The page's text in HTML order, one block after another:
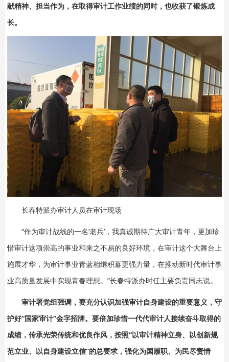
献精神、担当作为，在取得审计工作业绩的同时，也收获了锻炼成
长。
长春特派办审计人员在审计现场
“作为审计战线的一名‘老兵’，我真诚期待广大审计青年，更加珍
惜审计这项崇高的事业和来之不易的良好环境，在审计这个大舞台上
施展才华，为审计事业青蓝相继积蓄更强力量，在推动新时代审计事
业高质量发展中实现青春理想。”长春特派办时任主要负责同志说。
审计署党组强调，要充分认识加强审计自身建设的重要意义，守
护好“国家审计”金字招牌。要倍加珍惜一代代审计人接续奋斗取得的
成绩，传承光荣传统和优良作风，按照“以审计精神立身、以创新规
范立业、以自身建设立信”的总要求，强化为国履职、为民尽责情